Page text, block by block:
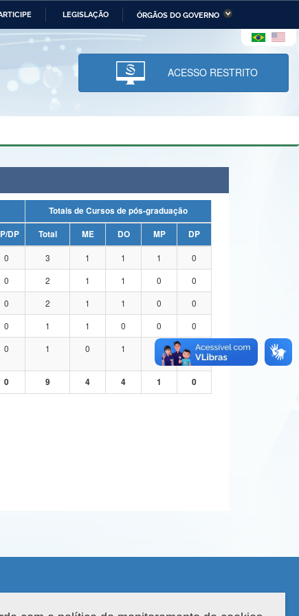
LEGISLAÇÃO ÓRGÃOS DO GOVERNO
da Economia Ministério da Infraestrutura
Ministério da Ciência,
Tecnologia, Inovações e
Comunicações
Humanos
ACESSO RESTRITO
Totais de Cursos de pós-graduação
DP Total ME DO MP
DP
0 3 1 1 1
0
0 2 1 1 0
0
0 2 1 1 0
0
0 1 1 0 0
0
0 1 0 1 0
0 9 4 4 1 0